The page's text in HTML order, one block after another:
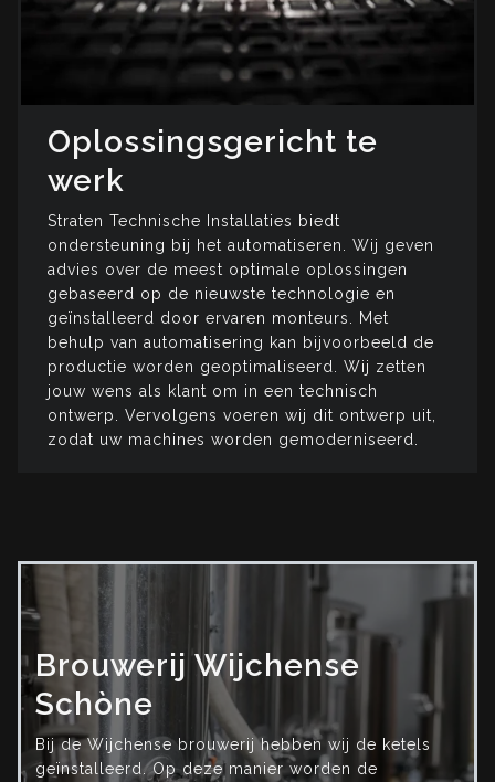
Oplossingsgericht te
werk
Straten Technische Installaties biedt
ondersteuning bij het automatiseren. Wij geven
advies over de meest optimale oplossingen
gebaseerd op de nieuwste technologie en
geïnstalleerd door ervaren monteurs. Met
behulp van automatisering kan bijvoorbeeld de
productie worden geoptimaliseerd. Wij zetten
jouw wens als klant om in een technisch
ontwerp. Vervolgens voeren wij dit ontwerp uit,
zodat uw machines worden gemoderniseerd.
Brouwerij Wijchense
Schòne
Bij de Wijchense brouwerij hebben wij de ketels
geïnstalleerd. Op deze manier worden de